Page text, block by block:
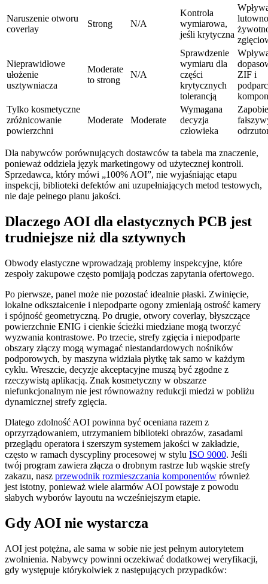
Naruszenie otworu
coverlay
Strong N/A
Kontrola
wymiarowa,
jeśli krytyczna
Nieprawidłowe
ułożenie
usztywniacza
Moderate
to strong
N/A
Sprawdzenie
wymiaru dla
części
krytycznych
tolerancją
ZIF i
Tylko kosmetyczne
zróżnicowanie
powierzchni
Moderate Moderate
Wymagana
decyzja
człowieka
Dla nabywców porównujących dostawców ta tabela ma znaczenie,
ponieważ oddziela język marketingowy od użytecznej kontroli.
Sprzedawca, który mówi „100% AOI”, nie wyjaśniając etapu
inspekcji, biblioteki defektów ani uzupełniających metod testowych,
nie daje pełnego planu jakości.
Dlaczego AOI dla elastycznych PCB jest
trudniejsze niż dla sztywnych
Obwody elastyczne wprowadzają problemy inspekcyjne, które
zespoły zakupowe często pomijają podczas zapytania ofertowego.
Po pierwsze, panel może nie pozostać idealnie płaski. Zwinięcie,
lokalne odkształcenie i niepodparte ogony zmieniają ostrość kamery
i spójność geometryczną. Po drugie, otwory coverlay, błyszczące
powierzchnie ENIG i cienkie ścieżki miedziane mogą tworzyć
wyzwania kontrastowe. Po trzecie, strefy zgięcia i niepodparte
obszary złączy mogą wymagać niestandardowych nośników
podporowych, by maszyna widziała płytkę tak samo w każdym
cyklu. Wreszcie, decyzje akceptacyjne muszą być zgodne z
rzeczywistą aplikacją. Znak kosmetyczny w obszarze
niefunkcjonalnym nie jest równoważny redukcji miedzi w pobliżu
dynamicznej strefy zgięcia.
Dlatego zdolność AOI powinna być oceniana razem z
oprzyrządowaniem, utrzymaniem biblioteki obrazów, zasadami
przeglądu operatora i szerszym systemem jakości w zakładzie,
często w ramach dyscypliny procesowej w stylu ISO 9000. Jeśli
twój program zawiera złącza o drobnym rastrze lub wąskie strefy
zakazu, nasz przewodnik rozmieszczania komponentów również
jest istotny, ponieważ wiele alarmów AOI powstaje z powodu
słabych wyborów layoutu na wcześniejszym etapie.
Gdy AOI nie wystarcza
AOI jest potężna, ale sama w sobie nie jest pełnym autorytetem
zwolnienia. Nabywcy powinni oczekiwać dodatkowej weryfikacji,
gdy występuje którykolwiek z następujących przypadków: